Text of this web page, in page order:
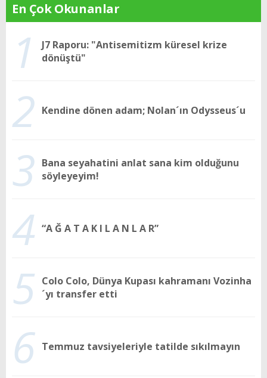
En Çok Okunanlar
1
J7 Raporu: "Antisemitizm küresel krize
dönüştü"
2 Kendine dönen adam; Nolan´ın Odysseus´u
3 Bana seyahatini anlat sana kim olduğunu
söyleyeyim!
4 “A Ğ A T A K I L A N L A R”
5 Colo Colo, Dünya Kupası kahramanı Vozinha
´yı transfer etti
6 Temmuz tavsiyeleriyle tatilde sıkılmayın